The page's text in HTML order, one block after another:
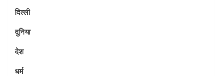
दिल्ली
दुनिया
देश
धर्म